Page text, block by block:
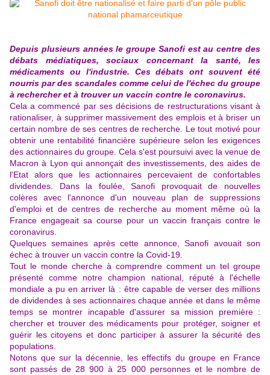
Depuis plusieurs années le groupe Sanofi est au centre des
débats médiatiques, sociaux concernant la santé, les
médicaments ou l'industrie. Ces débats ont souvent été
nourris par des scandales comme celui de l'échec du groupe
à rechercher et à trouver un vaccin contre le coronavirus.
Cela a commencé par ses décisions de restructurations visant à
rationaliser, à supprimer massivement des emplois et à briser un
certain nombre de ses centres de recherche. Le tout motivé pour
obtenir une rentabilité financière supérieure selon les exigences
des actionnaires du groupe. Cela s'est poursuivi avec la venue de
Macron à Lyon qui annonçait des investissements, des aides de
l'Etat alors que les actionnaires percevaient de confortables
dividendes. Dans la foulée, Sanofi provoquait de nouvelles
colères avec l'annonce d'un nouveau plan de suppressions
d'emploi et de centres de recherche au moment même où la
France engageait sa course pour un vaccin français contre le
coronavirus.
Quelques semaines après cette annonce, Sanofi avouait son
échec à trouver un vaccin contre la Covid-19.
Tout le monde cherche à comprendre comment un tel groupe
présenté comme notre champion national, réputé à l'échelle
mondiale a pu en arriver là : être capable de verser des millions
de dividendes à ses actionnaires chaque année et dans le même
temps se montrer incapable d'assurer sa mission première :
chercher et trouver des médicaments pour protéger, soigner et
guérir les citoyens et donc participer à assurer la sécurité des
populations.
Notons que sur la décennie, les effectifs du groupe en France
sont passés de 28 900 à 25 000 personnes et le nombre de